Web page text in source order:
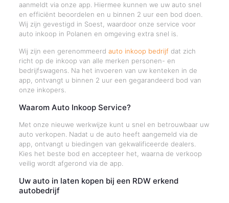
aanmeldt via onze app. Hiermee kunnen we uw auto snel
en efficiënt beoordelen en u binnen 2 uur een bod doen.
Wij zijn gevestigd in Soest, waardoor onze service voor
auto inkoop in Polanen en omgeving extra snel is.
Wij zijn een gerenommeerd auto inkoop bedrijfdat zich
richt op de inkoop van alle merken personen- en
bedrijfswagens. Na het invoeren van uw kenteken in de
app, ontvangt u binnen 2 uur een gegarandeerd bod van
onze inkopers.
Waarom Auto Inkoop Service?
Met onze nieuwe werkwijze kunt u snel en betrouwbaar uw
auto verkopen. Nadat u de auto heeft aangemeld via de
app, ontvangt u biedingen van gekwalificeerde dealers.
Kies het beste bod en accepteer het, waarna de verkoop
veilig wordt afgerond via de app.
Uw auto in laten kopen bij een RDW erkend
autobedrijf